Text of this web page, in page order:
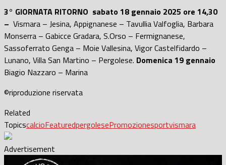
3° GIORNATA RITORNO sabato 18 gennaio 2025 ore 14,30
– Vismara – Jesina, Appignanese – Tavullia Valfoglia, Barbara
Monserra – Gabicce Gradara, S.Orso – Fermignanese,
Sassoferrato Genga – Moie Vallesina, Vigor Castelfidardo –
Lunano, Villa San Martino – Pergolese. Domenica 19 gennaio
Biagio Nazzaro – Marina
©riproduzione riservata
Related
TopicscalcioFeaturedpergolesePromozionesportvismara
Advertisement